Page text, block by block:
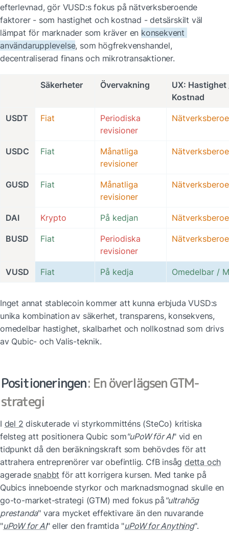
efterlevnad, gör VUSD:s fokus på nätverksberoende
faktorer - som hastighet och kostnad - detsärskilt väl
lämpat för marknader som kräver en konsekvent
användarupplevelse, som högfrekvenshandel,
decentraliserad finans och mikrotransaktioner.
Säkerheter Övervakning
UX:
Kostnad
USDT Fiat
Periodiska
revisioner
USDC Fiat
Månatliga
revisioner
GUSD Fiat
Månatliga
revisioner
DAI Krypto På kedjan
BUSD Fiat
Periodiska
revisioner
VUSD Fiat På kedja Omedelbar /
Inget annat stablecoin kommer att kunna erbjuda VUSD:s
unika kombinationav säkerhet, transparens, konsekvens,
omedelbar hastighet, skalbarhet och nollkostnad som drivs
av Qubic- och Valis-teknik.
Positioneringen: En överlägsen GTM-
strategi
I del 2 diskuterade vi styrkommitténs (SteCo) kritiska
felsteg att positionera Qubic som"uPoW för AI" vid en
tidpunkt då den beräkningskraft som behövdes för att
attrahera entreprenörer var obefintlig. CfB insåg detta och
agerade snabbt för att korrigera kursen. Med tanke på
Qubics inneboende styrkor och marknadsmognad skulle en
go-to-market-strategi (GTM) med fokus på "ultrahög
prestanda" vara mycket effektivare än den nuvarande
"uPoW for AI" eller den framtida "uPoW for Anything".